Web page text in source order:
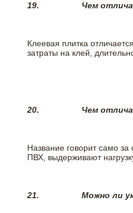
19. Чем
Клеевая плитка
затраты на клей,
20. Чем
Название говорит само
ПВХ, выдерживают
21. Можно ли